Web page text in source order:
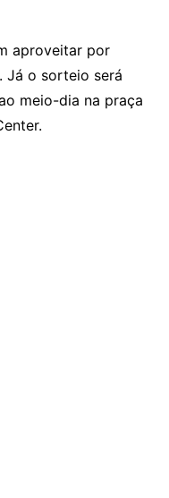
aproveitar por
Já o sorteio será
meio-dia na praça